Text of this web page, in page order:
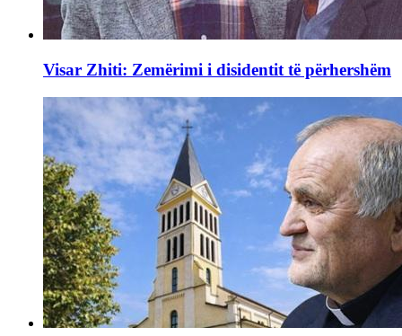
Visar Zhiti: Zemërimi i disidentit të përhershëm